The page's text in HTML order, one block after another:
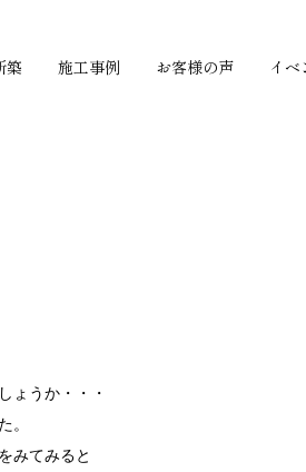
築 施工事例 お客様の声 イベ
ょうか・・・
。
みてみると